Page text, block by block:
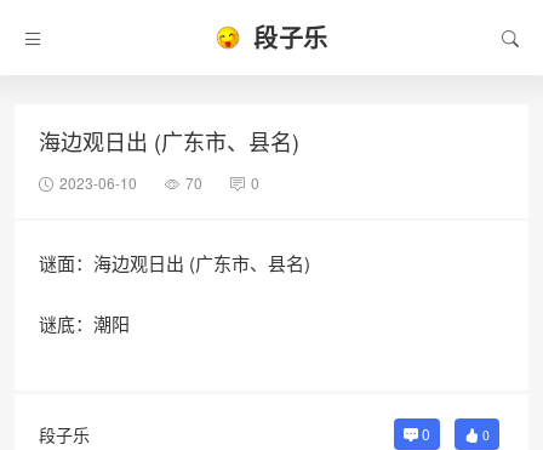
段子乐
海边观日出 (广东市、县名)
2023-06-10 70 0
谜面：海边观日出 (广东市、县名)
谜底：潮阳
段子乐 0 0